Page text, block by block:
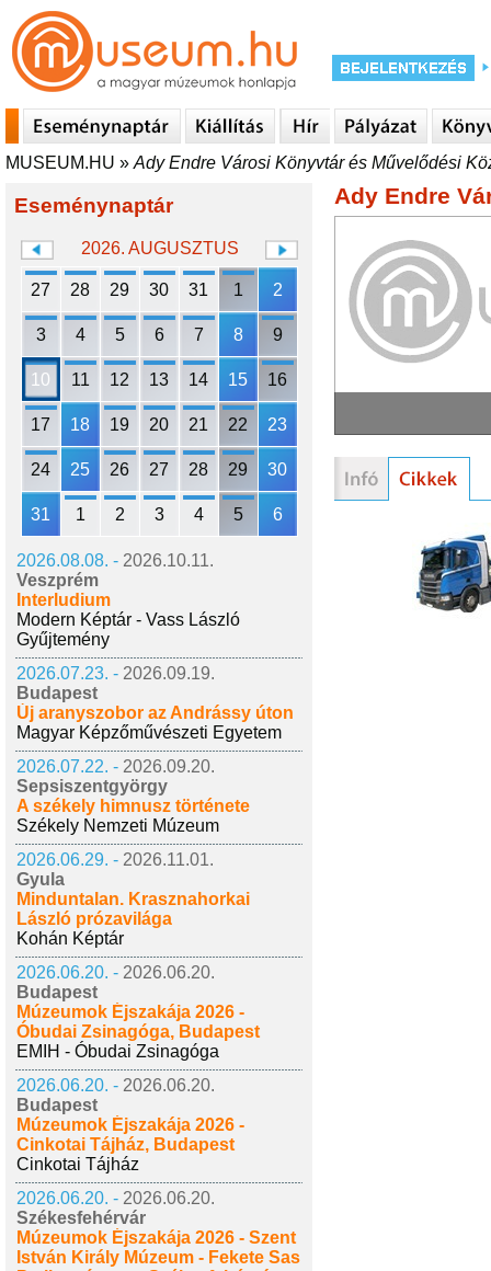
MUSEUM.HU » Ady Endre Városi Könyvtár és Művelődési
Eseménynaptár
2026. AUGUSZTUS
27 28 29 30 31 1 2
3 4 5 6 7 8 9
10 11 12 13 14 15 16
17 18 19 20 21 22 23
24 25 26 27 28 29 30
31 1 2 3 4 5 6
2026.08.08. - 2026.10.11.
Veszprém
Interludium
Modern Képtár - Vass László
Gyűjtemény
2026.07.23. - 2026.09.19.
Budapest
Új aranyszobor az Andrássy úton
Magyar Képzőművészeti Egyetem
2026.07.22. - 2026.09.20.
Sepsiszentgyörgy
A székely himnusz története
Székely Nemzeti Múzeum
2026.06.29. - 2026.11.01.
Gyula
Minduntalan. Krasznahorkai
László prózavilága
Kohán Képtár
2026.06.20. - 2026.06.20.
Budapest
Múzeumok Éjszakája 2026 -
Óbudai Zsinagóga, Budapest
EMIH - Óbudai Zsinagóga
2026.06.20. - 2026.06.20.
Budapest
Múzeumok Éjszakája 2026 -
Cinkotai Tájház, Budapest
Cinkotai Tájház
2026.06.20. - 2026.06.20.
Székesfehérvár
Múzeumok Éjszakája 2026 - Szent
István Király Múzeum - Fekete Sas
Ady Endre